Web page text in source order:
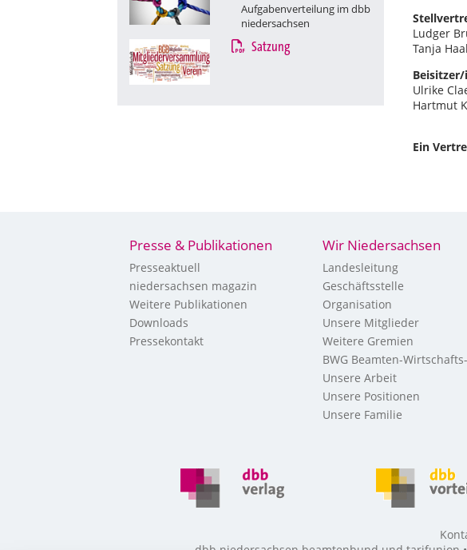
Aufgabenverteilung im dbb
niedersachsen
Satzung
Ludger
Tanja
Ulrike
Hartmut
Ein
Presse & Publikationen
Presseaktuell
niedersachsen magazin
Weitere Publikationen
Downloads
Pressekontakt
Wir Niedersachsen
Landesleitung
Geschäftsstelle
Organisation
Unsere Mitglieder
Weitere Gremien
BWG Beamten-
Unsere Arbeit
Unsere Positionen
Unsere Familie